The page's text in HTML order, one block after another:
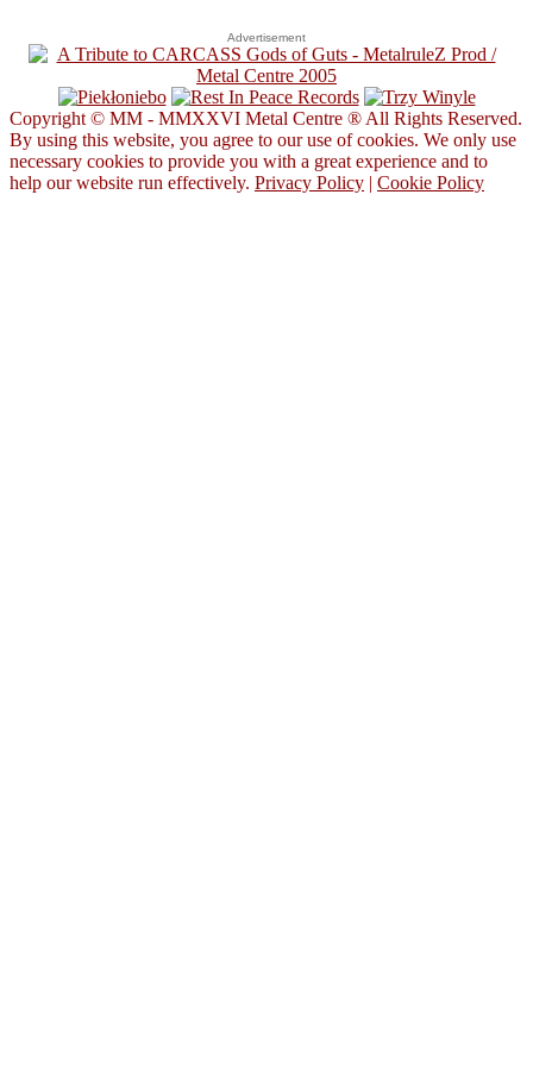
Advertisement
Copyright © MM - MMXXVI Metal Centre ® All Rights Reserved.
By using this website, you agree to our use of cookies. We only use
necessary cookies to provide you with a great experience and to
help our website run effectively. Privacy Policy | Cookie Policy